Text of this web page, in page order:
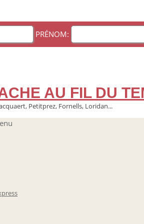
PRÉNOM:
AU FIL DU
Petitprez, Fornells, Loridan...